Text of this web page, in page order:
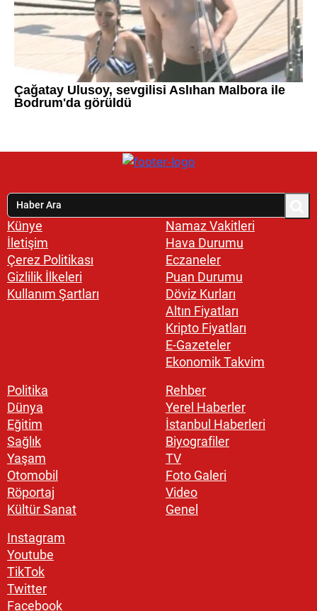
Künye
İletişim
Çerez Politikası
Gizlilik İlkeleri
Kullanım Şartları
Namaz Vakitleri
Hava Durumu
Eczaneler
Puan Durumu
Döviz Kurları
Altın Fiyatları
Kripto Fiyatları
E-Gazeteler
Ekonomik Takvim
Politika
Dünya
Eğitim
Sağlık
Yaşam
Otomobil
Röportaj
Kültür Sanat
Rehber
Yerel Haberler
İstanbul Haberleri
Biyografiler
TV
Foto Galeri
Video
Genel
Instagram
Youtube
TikTok
Twitter
Facebook